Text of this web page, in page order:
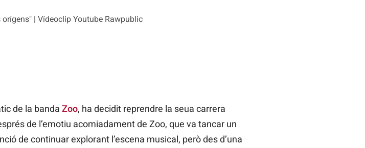
| Vídeoclip Youtube Rawpublic
de la banda Zoo, ha decidit reprendre la seua carrera
de l’emotiu acomiadament de Zoo, que va tancar un
de continuar explorant l’escena musical, però des d’una